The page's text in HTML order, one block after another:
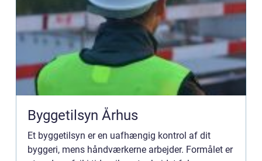
Byggetilsyn Århus
Et byggetilsyn er en uafhængig kontrol af dit
byggeri, mens håndværkerne arbejder. Formålet er